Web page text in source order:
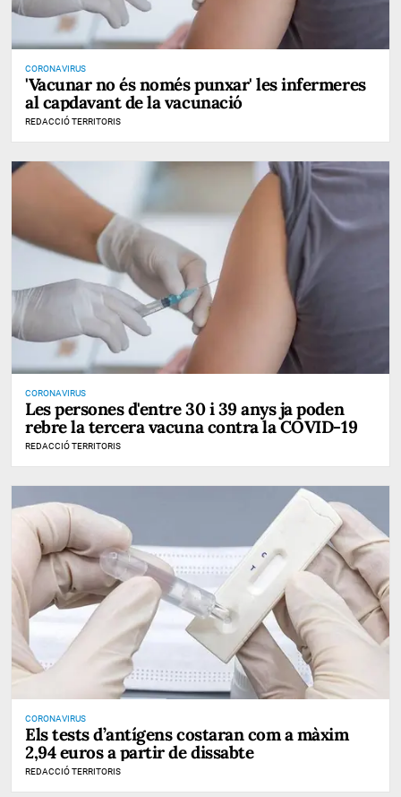
CORONAVIRUS
'Vacunar no és només punxar' les infermeres
al capdavant de la vacunació
REDACCIÓ TERRITORIS
CORONAVIRUS
Les persones d'entre 30 i 39 anys ja poden
rebre la tercera vacuna contra la COVID-19
REDACCIÓ TERRITORIS
CORONAVIRUS
Els tests d’antígens costaran com a màxim
2,94 euros a partir de dissabte
REDACCIÓ TERRITORIS